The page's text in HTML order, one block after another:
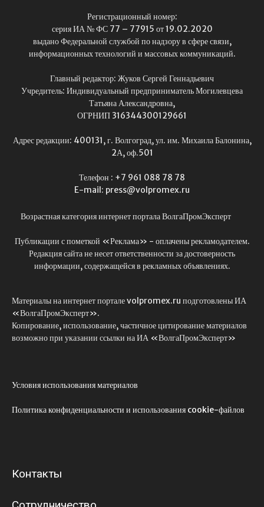
Регистрационный номер:
серия ИА № ФС 77 – 77915 от 19.02.2020
выдано Федеральной службой по надзору в сфере связи,
информационных технологий и массовых коммуникаций.
Главный редактор: Жуков Сергей Геннадьевич
Учредитель: Индивидуальный предприниматель Могилевцева
Татьяна Александровна,
ОГРНИП 316344300129661
Адрес редакции: 400131, г. Волгоград, ул. им. Михаила Балонина,
2А, оф.501
Телефон : +7 961 088 78 78
E-mail: press@volpromex.ru
Возрастная категория интернет портала ВолгаПромЭксперт
Публикации с пометкой «Реклама» - оплачены рекламодателем.
Редакция сайта не несет ответственности за достоверность
информации, содержащейся в рекламных объявлениях.
Материалы на интернет портале volpromex.ru подготовлены ИА
«ВолгаПромЭксперт».
Копирование, использование, частичное цитирование материалов
возможно при указании ссылки на ИА «ВолгаПромЭксперт»
Условия использования материалов
Политика конфиденциальности и использования cookie-файлов
Контакты